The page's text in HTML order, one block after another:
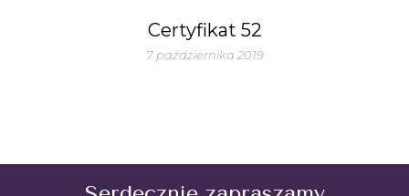
Certyfikat 52
7 października 2019